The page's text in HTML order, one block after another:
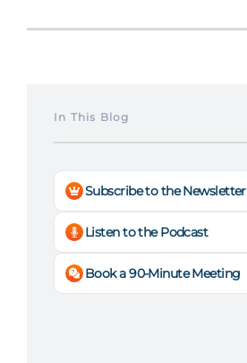
In This Blog
Subscribe to the Newsletter
Listen to the Podcast
Book a 90-Minute Meeting